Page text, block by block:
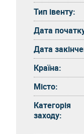
Тип івенту:
Дата
Дата
Країна:
Місто:
Категорія
заходу: